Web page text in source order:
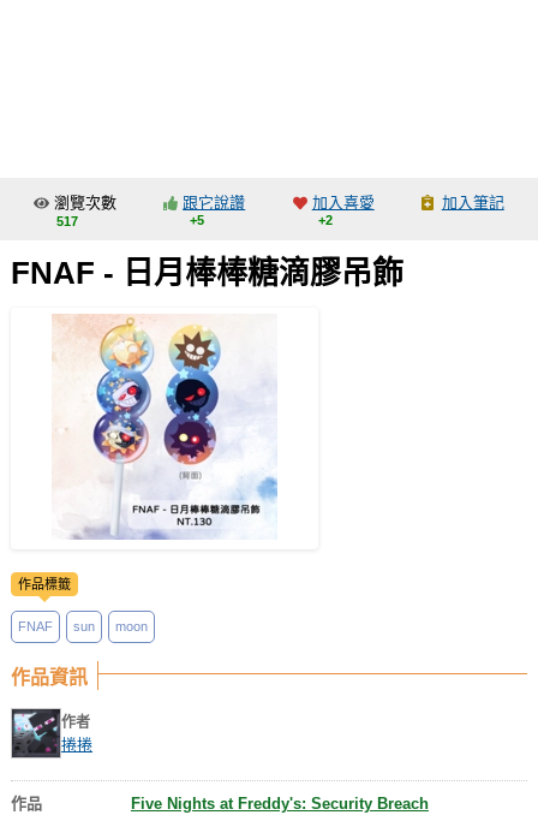
交流中心
攤位轉讓區
會員中心
註冊會員
登入
瀏覽次數
517
跟它說讚
+5
加入喜愛
+2
加入筆記
FNAF - 日月棒棒糖滴膠吊飾
作品標籤
FNAF sun moon
作品資訊
作者
捲捲
作品 Five Nights at Freddy's: Security Breach